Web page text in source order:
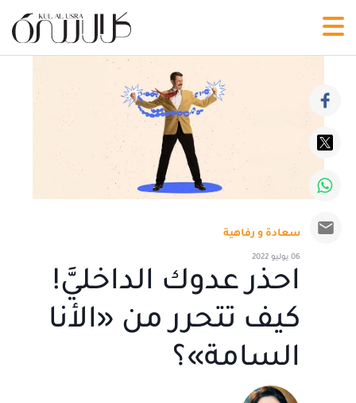
سعادة و رفاهية
06 يوليو 2022
احذر عدوك الداخليَّ!
كيف تتحرر من «الأنا
السامة»؟